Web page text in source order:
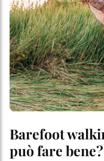
Barefoot
può fare bene?